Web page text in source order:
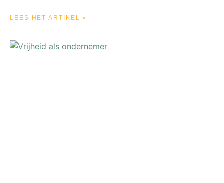
LEES HET ARTIKEL »